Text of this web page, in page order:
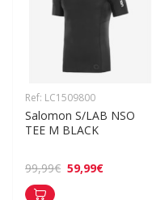
Ref: LC1509800
Salomon S/LAB NSO
TEE M BLACK
99,99€ 59,99€